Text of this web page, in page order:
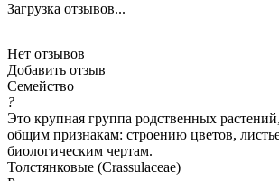
Загрузка отзывов...
Нет отзывов
Добавить отзыв
Семейство
?
Это крупная группа родственных
общим признакам: строению цветов,
биологическим чертам.
Толстянковые (Crassulaceae)